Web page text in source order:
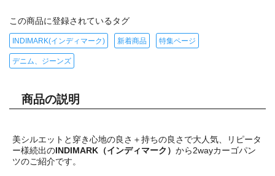
この商品に登録されているタグ
INDIMARK(インディマーク) 新着商品 特集ページ
デニム、ジーンズ
商品の説明
美シルエットと穿き心地の良さ＋持ちの良さで大人気、リピータ
ー様続出のINDIMARK（インディマーク） から2wayカーゴパン
ツのご紹介です。